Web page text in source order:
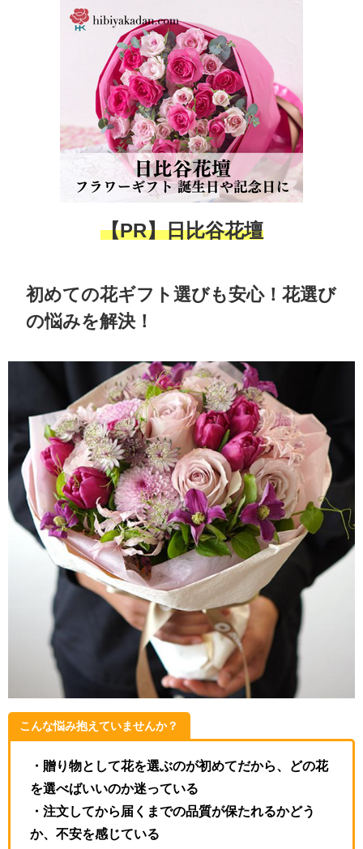
【PR】日比谷花壇
初めての花ギフト選びも安心！花選び
の悩みを解決！
こんな悩み抱えていませんか？
・贈り物として花を選ぶのが初めてだから、どの花
を選べばいいのか迷っている
・注文してから届くまでの品質が保たれるかどう
か、不安を感じている